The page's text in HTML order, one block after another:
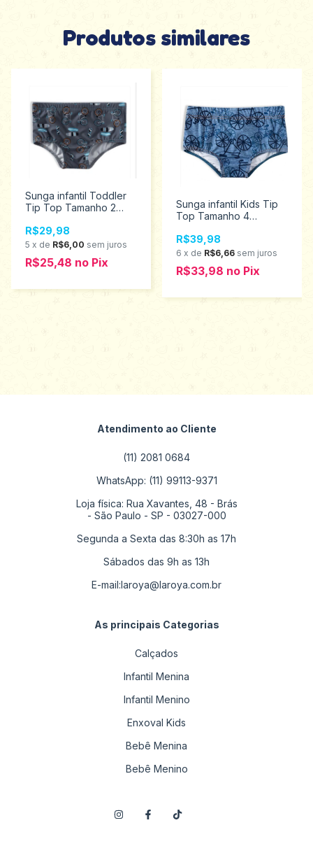
Produtos similares
Sunga infantil Toddler
Tip Top Tamanho 2
R$29,98
5 x de R$6,00 sem juros
R$25,48 no Pix
Sunga infantil Kids Tip
Top Tamanho 4
R$39,98
6 x de R$6,66 sem juros
R$33,98 no Pix
Atendimento ao Cliente
(11) 2081 0684
WhatsApp: (11) 99113-9371
Loja física: Rua Xavantes, 48 - Brás
- São Paulo - SP - 03027-000
Segunda a Sexta das 8:30h as 17h
Sábados das 9h as 13h
E-mail:laroya@laroya.com.br
As principais Categorias
Calçados
Infantil Menina
Infantil Menino
Enxoval Kids
Bebê Menina
Bebê Menino